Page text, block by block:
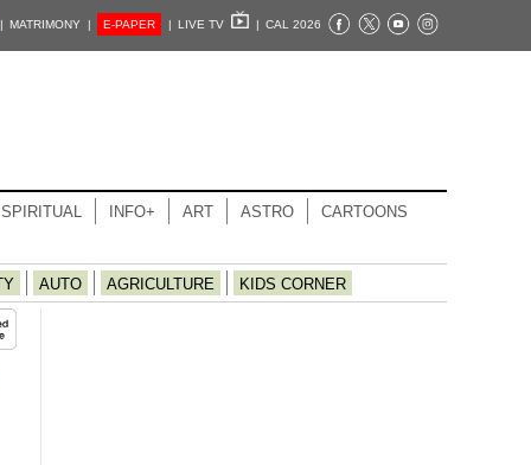
| MATRIMONY | E-PAPER | LIVE TV | CAL 2026
SPIRITUAL INFO+ ART ASTRO CARTOONS
AUTO AGRICULTURE KIDS CORNER